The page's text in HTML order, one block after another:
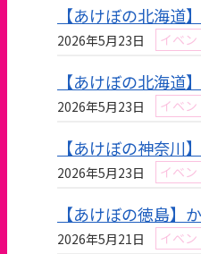
【あけぼの北海
2026年5月23日 イベ
【あけぼの北海
2026年5月23日 イベ
【あけぼの神奈川
2026年5月23日 イベ
【あけぼの徳島】
2026年5月21日 イベ